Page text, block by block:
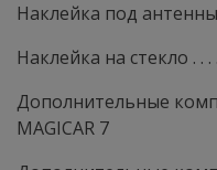
Наклейка под антенный
Наклейка на стекло . . . . .
Дополнительные
MAGICAR 7